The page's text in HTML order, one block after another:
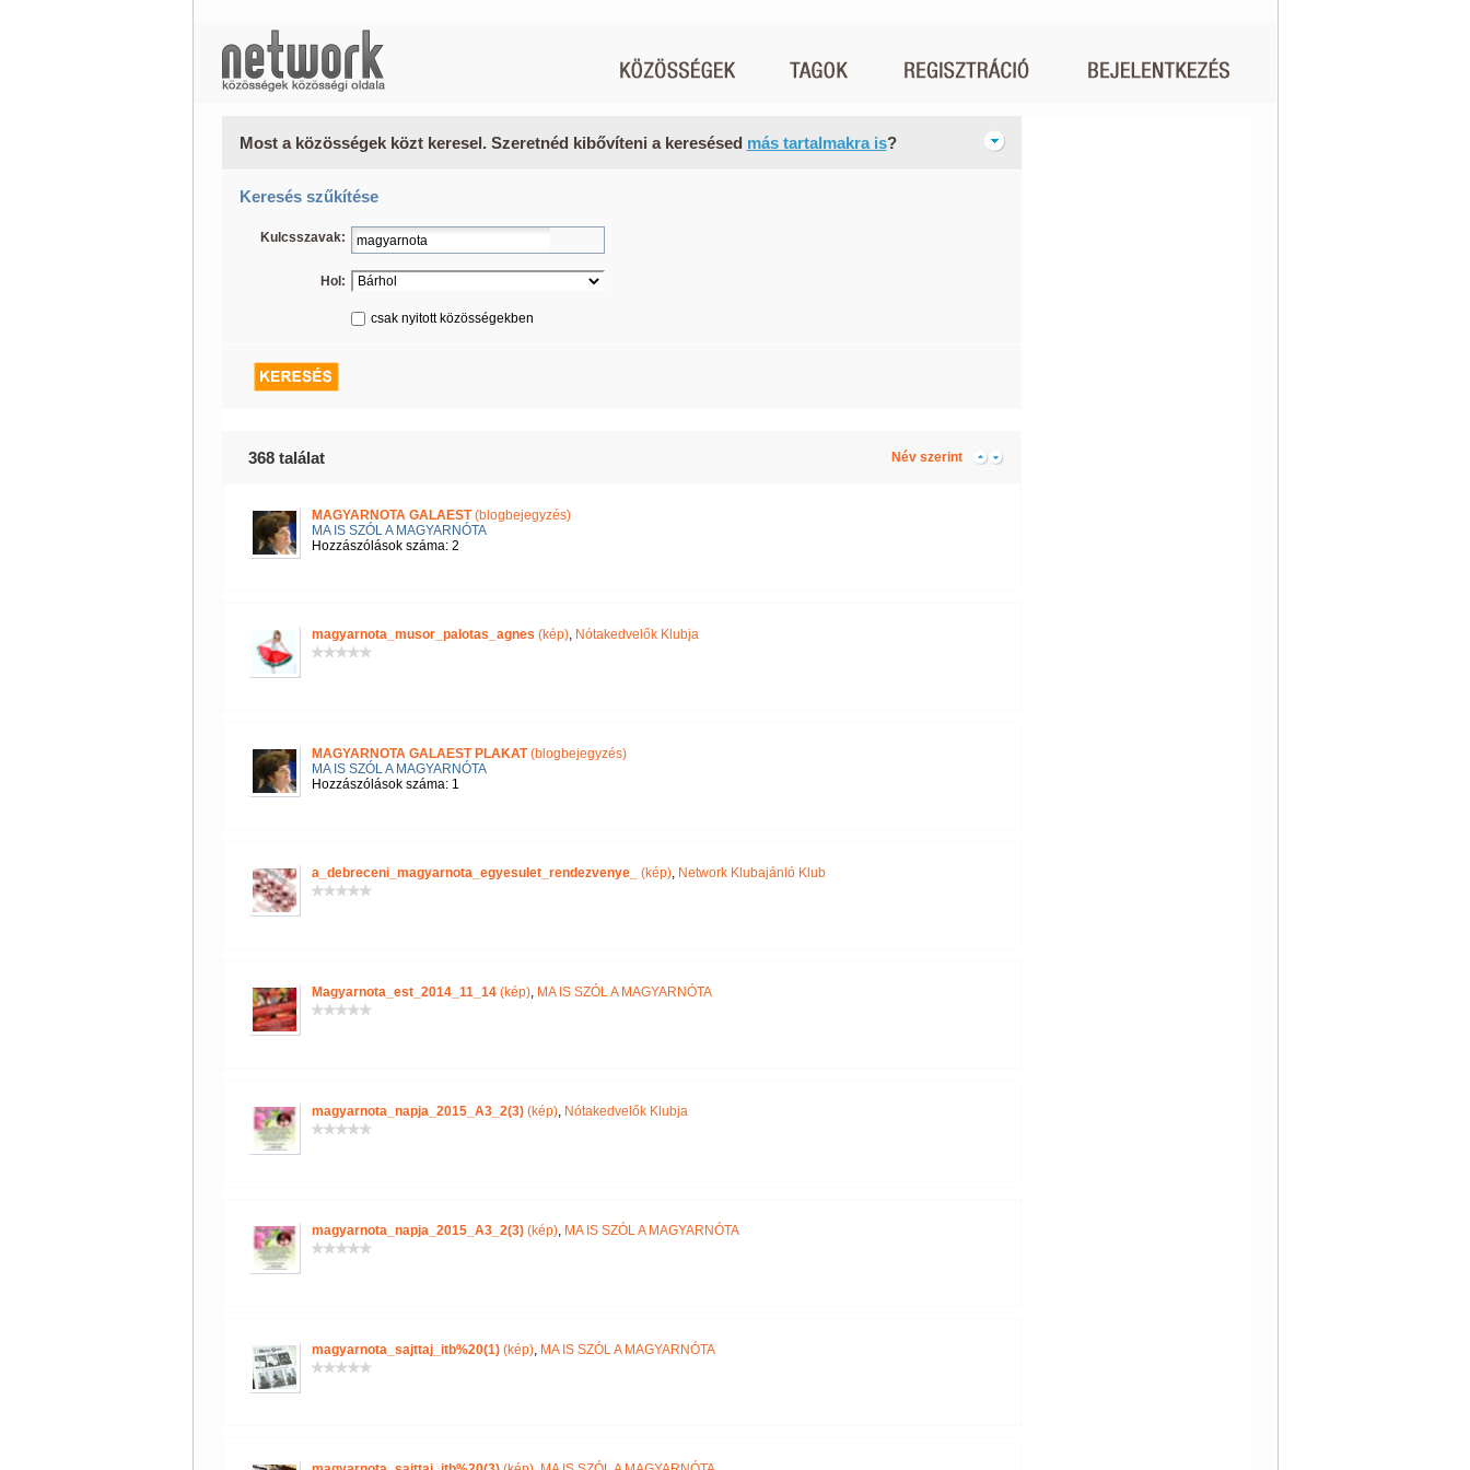
Most a közösségek közt keresel. Szeretnéd kibővíteni a keresésed más tartalmakra is?
Keresés szűkítése
Kulcsszavak:
Hol:
csak nyitott közösségekben
368 találat Név szerint
MAGYARNOTA GALAEST(blogbejegyzés)
MA IS SZÓL A MAGYARNÓTA
Hozzászólások száma: 2
magyarnota_musor_palotas_agnes (kép), Nótakedvelők Klubja
MAGYARNOTA GALAEST PLAKAT(blogbejegyzés)
MA IS SZÓL A MAGYARNÓTA
Hozzászólások száma: 1
a_debreceni_magyarnota_egyesulet_rendezvenye_ (kép), Network Klubajánló Klub
Magyarnota_est_2014_11_14(kép), MA IS SZÓL A MAGYARNÓTA
magyarnota_napja_2015_A3_2(3)(kép), Nótakedvelők Klubja
magyarnota_napja_2015_A3_2(3)(kép), MA IS SZÓL A MAGYARNÓTA
magyarnota_sajttaj_itb%20(1)(kép), MA IS SZÓL A MAGYARNÓTA